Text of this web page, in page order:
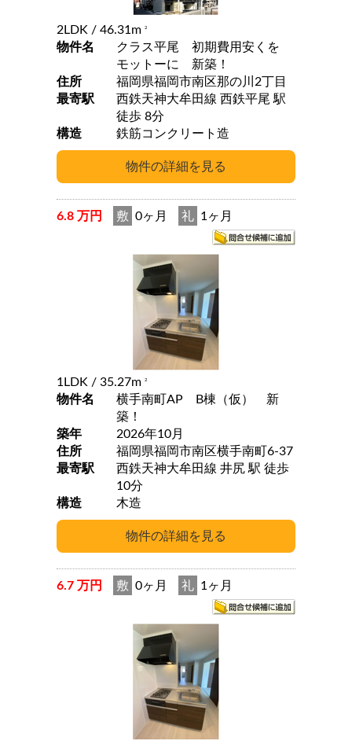
2LDK / 46.31m 2
物件名
クラス平尾 初期費用安くを
モットーに 新築！
住所
福岡県福岡市南区那の川2丁目
最寄駅
西鉄天神大牟田線 西鉄平尾 駅
徒歩 8分
構造
鉄筋コンクリート造
6.8 万円 敷 0ヶ月 礼 1ヶ月
1LDK / 35.27m 2
物件名
横手南町AP B棟（仮） 新
築！
築年
2026年10月
住所
福岡県福岡市南区横手南町6-37
最寄駅
西鉄天神大牟田線 井尻 駅 徒歩
10分
構造
木造
6.7 万円 敷 0ヶ月 礼 1ヶ月